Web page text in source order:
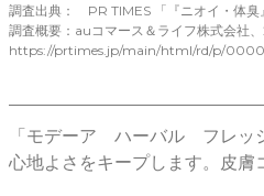
調査出典： PR TIMES 「『ニオイ・体臭
調査概要：auコマース＆ライフ株式会社
https://prtimes.jp/main/html/rd/p/
「モデーア ハーバル フレッ
心地よさをキープします。皮膚